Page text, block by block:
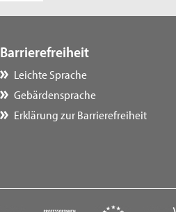
Barrierefreiheit
Leichte Sprache
Gebärdensprache
Erklärung zur Barrierefreiheit